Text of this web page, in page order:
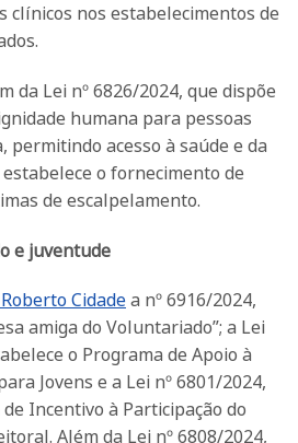
clínicos nos estabelecimentos de
da Lei nº 6826/2024, que dispõe
humana para pessoas
permitindo acesso à saúde e da
o fornecimento de
de escalpelamento.
e juventude
Cidadea nº 6916/2024,
amiga do Voluntariado”; a Lei
o Programa de Apoio à
Jovens e a Lei nº 6801/2024,
Incentivo à Participação do
Além da Lei nº 6808/2024,